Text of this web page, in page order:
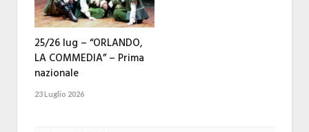
25/26 lug – “ORLANDO,
LA COMMEDIA” – Prima
nazionale
23 Luglio 2026